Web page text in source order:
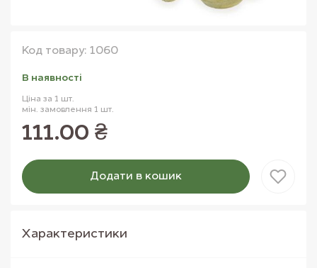
Код товару: 1060
В наявностi
Ціна за 1 шт.
мін. замовлення 1 шт.
111.00 ₴
Додати в кошик
Товар доданий в кошик
Характеристики